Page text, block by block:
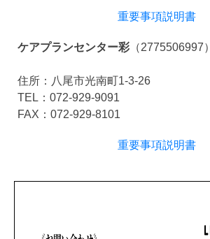
重要事項説明書
ケアプランセンター彩（2775506997）
住所：八尾市光南町1-3-26
TEL：072-929-9091
FAX：072-929-8101
​​​​​​​​​​​​​重要事項説明書